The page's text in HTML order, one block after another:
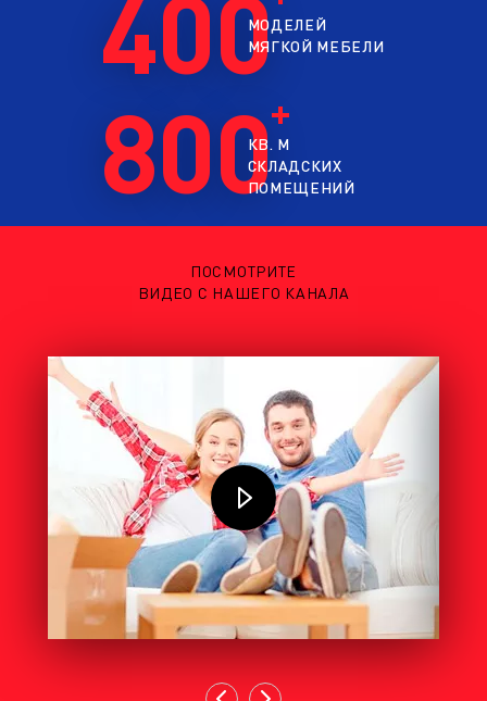
400МОДЕЛЕЙ
МЯГКОЙ МЕБЕЛИ
800
КВ. М
СКЛАДСКИХ
ПОМЕЩЕНИЙ
ПОСМОТРИТЕ
ВИДЕО С НАШЕГО КАНАЛА